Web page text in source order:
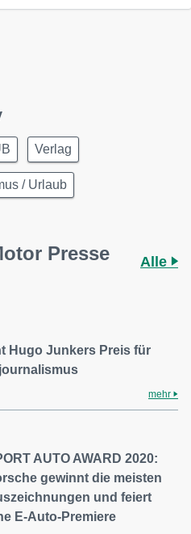
Verlag
/ Urlaub
Presse
Alle
Hugo Junkers Preis für
mehr
AUTO AWARD 2020:
gewinnt die meisten
und feiert
E-Auto-Premiere